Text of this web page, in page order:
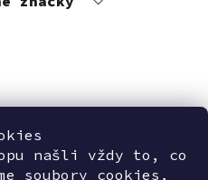
našli vždy to, co
soubory cookies,